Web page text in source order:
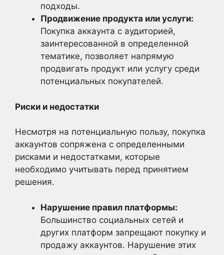
подходы.
Продвижение продукта или услуги:
Покупка аккаунта с аудиторией,
заинтересованной в определенной
тематике, позволяет напрямую
продвигать продукт или услугу среди
потенциальных покупателей.
Риски и недостатки
Несмотря на потенциальную пользу, покупка
аккаунтов сопряжена с определенными
рисками и недостатками, которые
необходимо учитывать перед принятием
решения.
Нарушение правил платформы:
Большинство социальных сетей и
других платформ запрещают покупку и
продажу аккаунтов. Нарушение этих